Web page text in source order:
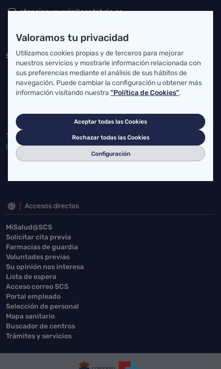
atencionusuario@cantabria.es
Servicio Cántabro de Salud
Cardenal Herrera Oria, S/N 39011 Santander, Cantabria
buzgen.dg@scsalud.es
Toda la actualidad de Salud Cantabria en las redes sociales.
¡Síguenos!
Accesos directos
MiSalud@SCS
Solicitar cita previa
Farmacias de guardia
Voluntades previas
Su opinión nos interesa
Lista de espera
Acceso correo SCS
Portal empleado
Selección de personal
Mapa sanitario
Buscador de centros
Trámites y servicios
Valoramos tu privacidad
Utilizamos cookies propias y de terceros para mejorar
nuestros servicios y mostrarle información relacionada con
sus preferencias mediante el análisis de sus hábitos de
navegación. Puede cambiar la configuración u obtener más
información visitando nuestra "Política de Cookies".
Aceptar todas las Cookies
Rechazar todas las Cookies
Configuración